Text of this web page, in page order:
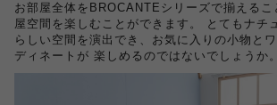
お部屋全体をBROCANTEシリーズで揃えるこ
屋空間を楽しむことができます。 とてもナチ
らしい空間を演出でき、お気に入りの小物と
ディネートが 楽しめるのではないでしょうか。